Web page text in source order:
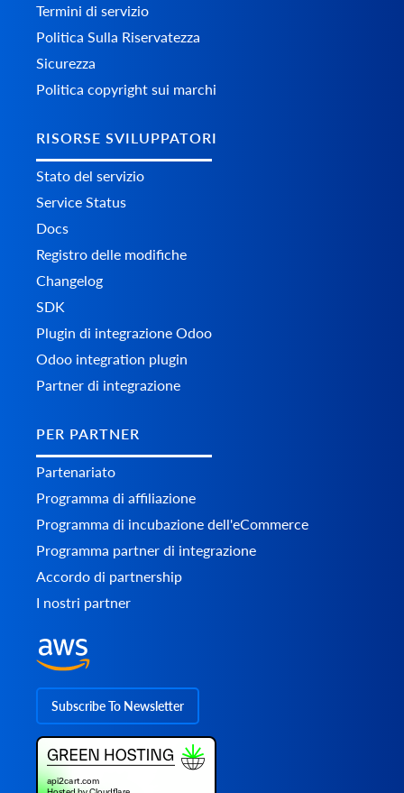
Termini di servizio
Politica Sulla Riservatezza
Sicurezza
Politica copyright sui marchi
RISORSE SVILUPPATORI
Stato del servizio
Service Status
Docs
Registro delle modifiche
Changelog
SDK
Plugin di integrazione Odoo
Odoo integration plugin
Partner di integrazione
PER PARTNER
Partenariato
Programma di affiliazione
Programma di incubazione dell'eCommerce
Programma partner di integrazione
Accordo di partnership
I nostri partner
Subscribe To Newsletter